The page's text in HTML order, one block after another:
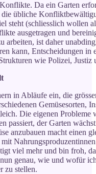
Da ein Garten
die übliche
steht (schliesslich wollen
ausgetragen und
arbeiten, ist daher
kann, Entscheidungen
wie Polizei, Justiz
in Abläufe ein, die
Gemüsesorten,
Die eigenen
passiert, der Garten
anzubauen macht einen
viel mehr und bin froh,
genau, wie und wofür
zu stellen.